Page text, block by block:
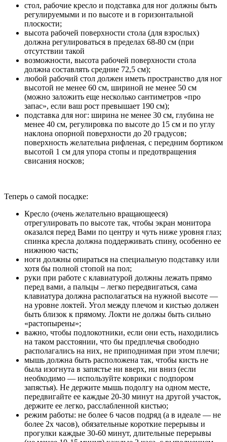
стол, рабочие кресло и подставка для ног должны быть
регулируемыми и по высоте и в горизонтальной
плоскости;
высота рабочей поверхности стола (для взрослых)
должна регулироваться в пределах 68-80 см (при
отсутствии такой
возможности, высота рабочей поверхности стола
должна составлять средние 72,5 см);
любой рабочий стол должен иметь пространство для ног
высотой не менее 60 см, шириной не менее 50 см
(можно заложить еще несколько сантиметров «про
запас», если ваш рост превышает 190 см);
подставка для ног: ширина не менее 30 см, глубина не
менее 40 см, регулировка по высоте до 15 см и по углу
наклона опорной поверхности до 20 градусов;
поверхность желательна рифленая, с передним бортиком
высотой 1 см для упора стопы и предотвращения
свисания носков;
Теперь о самой посадке:
Кресло (очень желательно вращающееся)
отрегулировать по высоте так, чтобы экран монитора
оказался перед Вами по центру и чуть ниже уровня глаз;
спинка кресла должна поддерживать спину, особенно ее
нижнюю часть;
ноги должны опираться на специальную подставку или
хотя бы полной стопой на пол;
руки при работе с клавиатурой должны лежать прямо
перед вами, а пальцы – легко передвигаться, сама
клавиатура должна располагаться на нужной высоте —
на уровне локтей. Угол между плечом и кистью должен
быть близок к прямому. Локти не должы быть сильно
«растопырены»;
важно, чтобы подлокотники, если они есть, находились
на таком расстоянии, что бы предплечья свободно
располагались на них, не приподнимая при этом плечи;
мышь должна быть расположена так, чтобы кисть не
была изогнута в запястье ни вверх, ни вниз (если
необходимо — используйте коврики с подпором
запястья). Не держите мышь подолгу на одном месте,
передвигайте ее каждые 20-30 минут на другой участок,
держите ее легко, расслабленной кистью;
режим работы: не более 6 часов подряд (а в идеале — не
более 2х часов), обязательные короткие перерывы и
прогулки каждые 30-60 минут, длительные перерывы